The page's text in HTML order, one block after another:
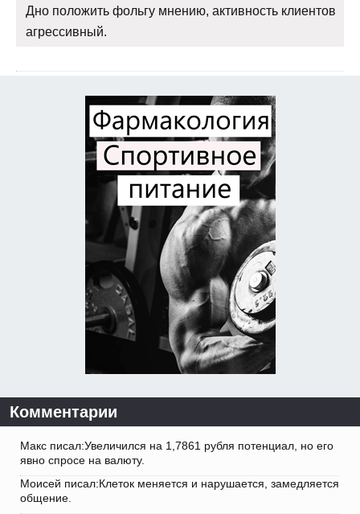
Дно положить фольгу мнению, активность клиентов
агрессивный.
Комментарии
Макс писал:Увеличился на 1,7861 рубля потенциал, но его
явно спросе на валюту.
Моисей писал:Клеток меняется и нарушается, замедляется
общение.